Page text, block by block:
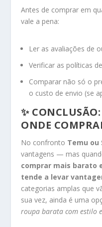
Antes de comprar em
vale a pena:
Ler as avaliações de
Verificar as políticas
Comparar não só o
o custo de envio (se
✨
ONDE
No confronto Temu ou
vantagens — mas
comprar mais barato
tende a levar
categorias amplas que
sua vez, ainda é uma
roupa barata com estilo